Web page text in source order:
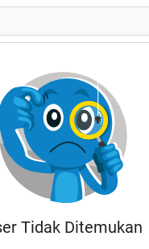
Tidak Ditemukan